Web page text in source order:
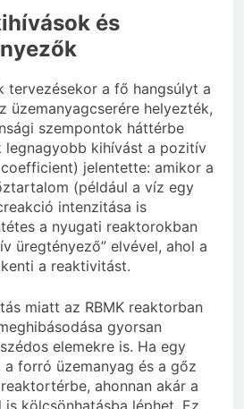
és
tervezésekor a fő hangsúlyt a
üzemanyagcserére helyezték,
szempontok háttérbe
legnagyobb kihívást a pozitív
jelentette: amikor a
(például a víz egy
intenzitása is
a nyugati reaktorokban
üregtényező” elvével, ahol a
a reaktivitást.
miatt az RBMK reaktorban
gyorsan
elemekre is. Ha egy
a forró üzemanyag és a gőz
ahonnan akár a